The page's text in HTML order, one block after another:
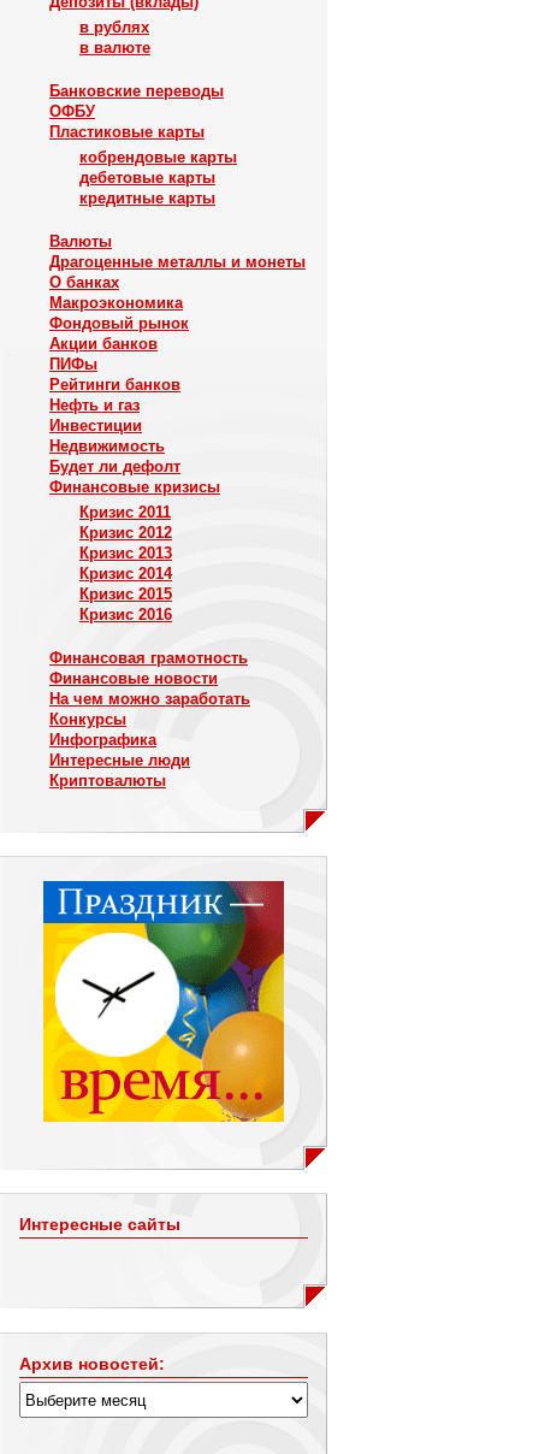
в рублях
в валюте
Банковские переводы
ОФБУ
Пластиковые карты
кобрендовые карты
дебетовые карты
кредитные карты
Валюты
Драгоценные металлы и монеты
О банках
Макроэкономика
Фондовый рынок
Акции банков
ПИФы
Рейтинги банков
Нефть и газ
Инвестиции
Недвижимость
Будет ли дефолт
Финансовые кризисы
Кризис 2011
Кризис 2012
Кризис 2013
Кризис 2014
Кризис 2015
Кризис 2016
Финансовая грамотность
Финансовые новости
На чем можно заработать
Конкурсы
Инфографика
Интересные люди
Криптовалюты
Интересные сайты
Архив новостей: